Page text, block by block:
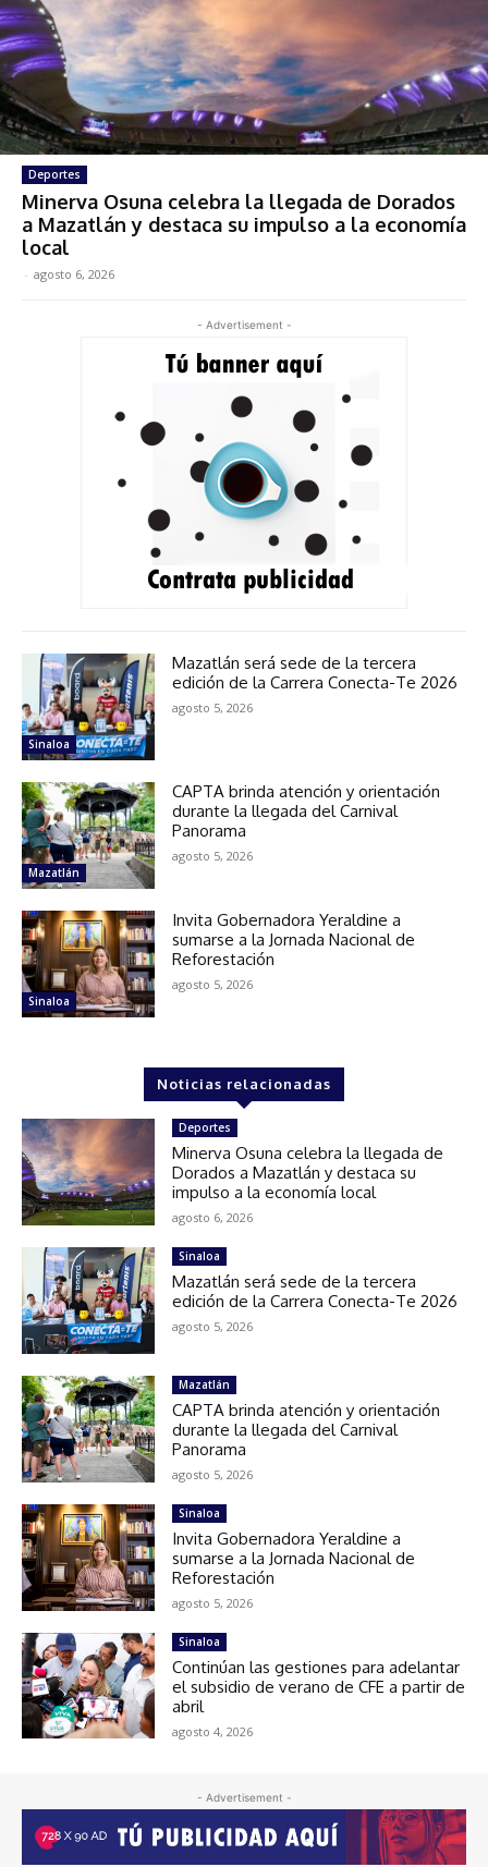
Deportes
Minerva Osuna celebra la llegada de Dorados
a Mazatlán y destaca su impulso a la economía
local
- agosto 6, 2026
- Advertisement -
Sinaloa
Mazatlán será sede de la tercera
edición de la Carrera Conecta-Te 2026
agosto 5, 2026
Mazatlán
CAPTA brinda atención y orientación
durante la llegada del Carnival
Panorama
agosto 5, 2026
Sinaloa
Invita Gobernadora Yeraldine a
sumarse a la Jornada Nacional de
Reforestación
agosto 5, 2026
Noticias relacionadas
Deportes
Minerva Osuna celebra la llegada de
Dorados a Mazatlán y destaca su
impulso a la economía local
agosto 6, 2026
Sinaloa
Mazatlán será sede de la tercera
edición de la Carrera Conecta-Te 2026
agosto 5, 2026
Mazatlán
CAPTA brinda atención y orientación
durante la llegada del Carnival
Panorama
agosto 5, 2026
Sinaloa
Invita Gobernadora Yeraldine a
sumarse a la Jornada Nacional de
Reforestación
agosto 5, 2026
Sinaloa
Continúan las gestiones para adelantar
el subsidio de verano de CFE a partir de
abril
agosto 4, 2026
- Advertisement -